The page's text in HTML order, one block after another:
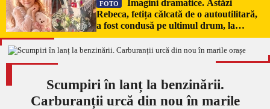
FOTO
Imagini dramatice. Astăzi
Rebeca, fetița călcată de o autoutilitară,
a fost condusă pe ultimul drum, la
Poduri. În sicriul alb al micuței au fost
puși pumni de bani și jucării –
Scumpiri în lanț la benzinării.
Carburanții urcă din nou în marile